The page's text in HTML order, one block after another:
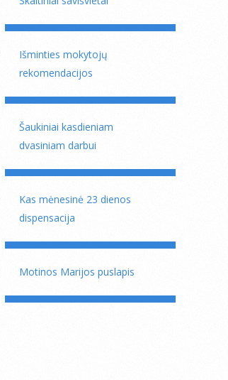
Išminties mokytojų
rekomendacijos
Šaukiniai kasdieniam
dvasiniam darbui
Kas mėnesinė 23 dienos
dispensacija
Motinos Marijos puslapis